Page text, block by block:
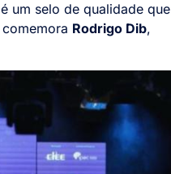
um selo de qualidade que
Rodrigo Dib,